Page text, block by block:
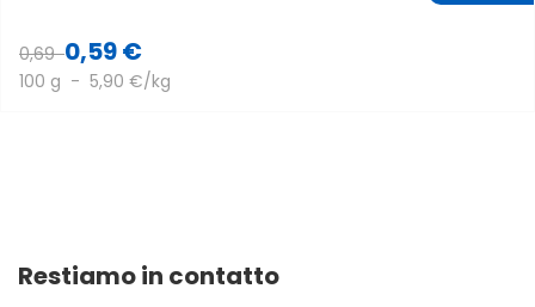
0,690,59 €
100 g - 5,90 €/kg
Restiamo in contatto